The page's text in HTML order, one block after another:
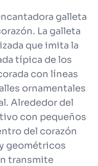
galleta
La galleta
que imita la
típica de los
con líneas
ornamentales
Alrededor del
con pequeños
del corazón
geométricos
transmite